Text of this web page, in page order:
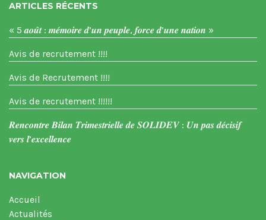
ARTICLES RÉCENTS
« 5 𝒂𝒐𝒖̂𝒕 : 𝒎𝒆́𝒎𝒐𝒊𝒓𝒆 𝒅’𝒖𝒏 𝒑𝒆𝒖𝒑𝒍𝒆, 𝒇𝒐𝒓𝒄𝒆 𝒅’𝒖𝒏𝒆 𝒏𝒂𝒕𝒊𝒐𝒏 »
Avis de recrutement !!!!
Avis de Recrutement !!!!
Avis de recrutement !!!!!!
𝑹𝒆𝒏𝒄𝒐𝒏𝒕𝒓𝒆 𝑩𝒊𝒍𝒂𝒏 𝑻𝒓𝒊𝒎𝒆𝒔𝒕𝒓𝒊𝒆𝒍𝒍𝒆 𝒅𝒆 𝑺𝑶𝑳𝑰𝑫𝑬𝑽 : 𝑼𝒏 𝒑𝒂𝒔 𝒅𝒆́𝒄𝒊𝒔𝒊𝒇
𝒗𝒆𝒓𝒔 𝒍’𝒆𝒙𝒄𝒆𝒍𝒍𝒆𝒏𝒄𝒆
NAVIGATION
Accueil
Actualités